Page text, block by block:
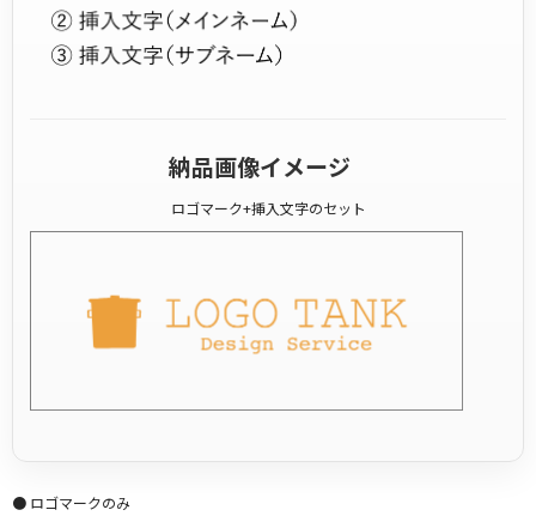
納品画像イメージ
ロゴマーク+挿入文字のセット
● ロゴマークのみ